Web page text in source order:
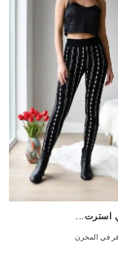
استرت...
في المخزن